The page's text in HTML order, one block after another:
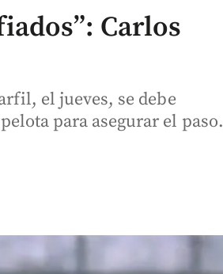
Carlos
el jueves, se debe
para asegurar el paso.